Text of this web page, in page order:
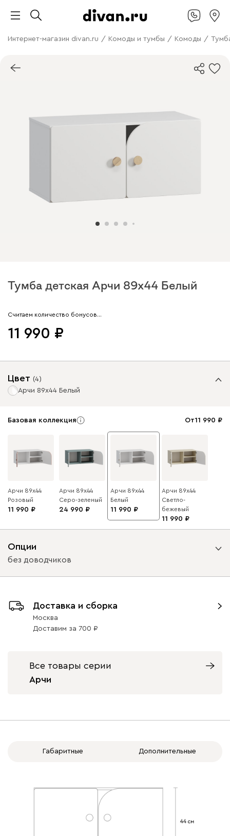
Интернет-магазин divan.ru / Комоды и тумбы / Комоды /
Тумба детская Арчи 89x44 Белый
Арт. 283242
Считаем количество бонусов…
11 990
Цвет (4)
Арчи 89x44 Белый
Базовая коллекция От11 990
Арчи 89x44
Розовый
11 990
Арчи 89x44
Серо-зеленый
24 990
Арчи 89x44
Белый
11 990
Арчи 89x44
Светло-
бежевый
11 990
Опции
без доводчиков
без доводчиков с доводчиками
Доставка и сборка
Москва
Доставим за 700
Все товары серии
Арчи
Габаритные Дополнительные